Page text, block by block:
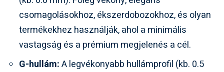
csomagolásokhoz, ékszerdobozokhoz, és olyan
termékekhez használják, ahol a minimális
vastagság és a prémium megjelenés a cél.
G-hullám:A legvékonyabb hullámprofil (kb. 0.5